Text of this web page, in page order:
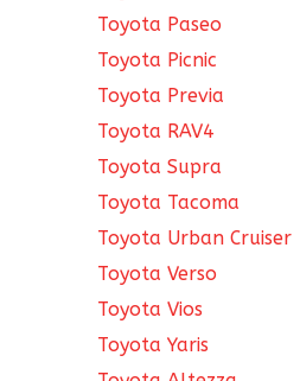
Toyota Paseo
Toyota Picnic
Toyota Previa
Toyota RAV4
Toyota Supra
Toyota Tacoma
Toyota Urban Cruiser
Toyota Verso
Toyota Vios
Toyota Yaris